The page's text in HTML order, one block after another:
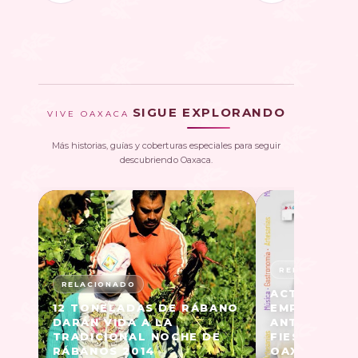
VIVE OAXACA SIGUE EXPLORANDO
Más historias, guías y coberturas especiales para seguir
descubriendo Oaxaca.
12 TONELADAS DE RÁBANO
DARÁN VIDA A LA
TRADICIONAL NOCHE DE
RÁBANOS 2014
ACT. FERIA
EMPANADA
ANTONINO
FIESTAS DE
OAXACA 🎅🏽